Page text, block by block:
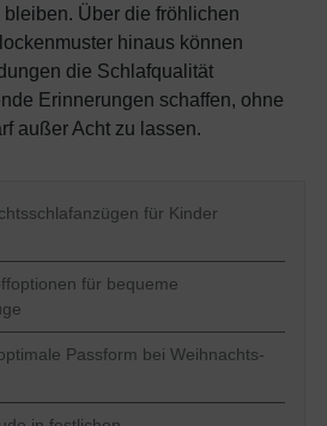
Über die fröhlichen
hinaus können
die Schlafqualität
Erinnerungen schaffen, ohne
außer Acht zu lassen.
für Kinder
für bequeme
Passform bei Weihnachts-